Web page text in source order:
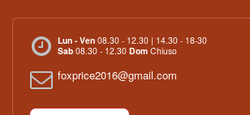
Lun - Ven 08.30 - 12.30 | 14.30 - 18-30
Sab 08.30 - 12.30 Dom Chiuso
foxprice2016@gmail.com